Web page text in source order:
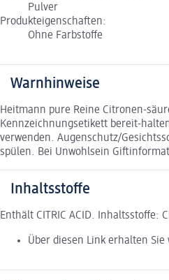
Pulver
Produkteigenschaften:
Ohne Farbstoffe
Warnhinweise
Heitmann pure Reine Citronen-
Kennzeichnungsetikett bereit-
verwenden. Augenschutz/
spülen. Bei Unwohlsein
Inhaltsstoffe
Enthält CITRIC ACID. Inhaltsstoffe:
Über diesen Link erhalten